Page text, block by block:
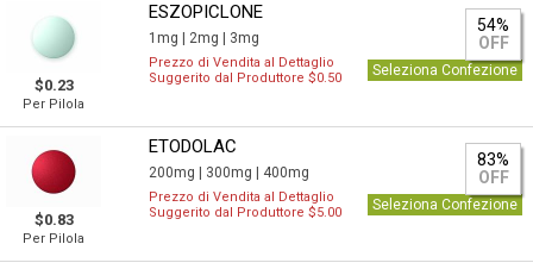
$0.23
Per Pilola
ESZOPICLONE
1mg | 2mg | 3mg
54%
OFF
Prezzo di Vendita al Dettaglio
Suggerito dal Produttore $0.50
Seleziona Confezione
$0.83
Per Pilola
ETODOLAC
200mg | 300mg | 400mg
83%
OFF
Prezzo di Vendita al Dettaglio
Suggerito dal Produttore $5.00
Seleziona Confezione